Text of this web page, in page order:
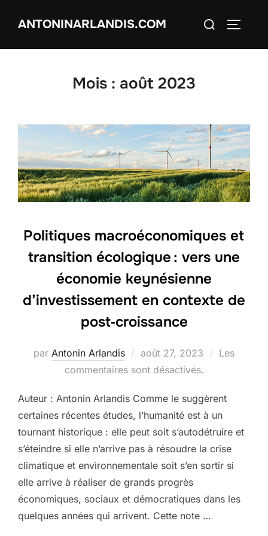
ANTONINARLANDIS.COM Rechercher :
Mois : août 2023
Politiques macroéconomiques et
transition écologique : vers une
économie keynésienne
d’investissement en contexte de
post‑croissance
par Antonin Arlandis
Publié
le
août 27, 2023
Les
commentaires sont désactivés.
Auteur : Antonin Arlandis Comme le suggèrent
certaines récentes études, l’humanité est à un
tournant historique : elle peut soit s’autodétruire et
s’éteindre si elle n’arrive pas à résoudre la crise
climatique et environnementale soit s’en sortir si
elle arrive à réaliser de grands progrès
économiques, sociaux et démocratiques dans les
quelques années qui arrivent. Cette note …